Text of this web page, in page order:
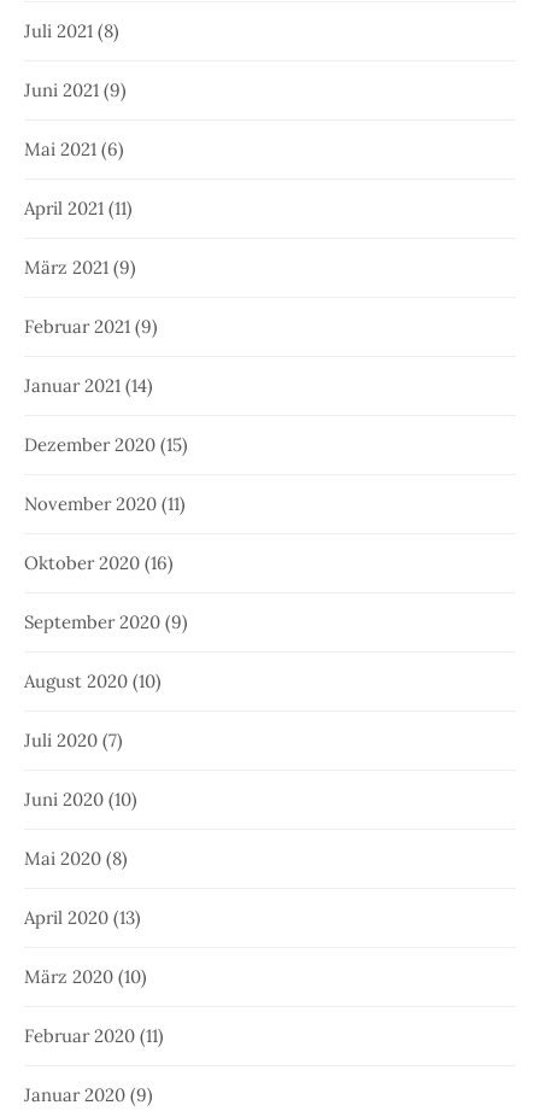
Juli 2021 (8)
Juni 2021 (9)
Mai 2021 (6)
April 2021 (11)
März 2021 (9)
Februar 2021 (9)
Januar 2021 (14)
Dezember 2020 (15)
November 2020 (11)
Oktober 2020 (16)
September 2020 (9)
August 2020 (10)
Juli 2020 (7)
Juni 2020 (10)
Mai 2020 (8)
April 2020 (13)
März 2020 (10)
Februar 2020 (11)
Januar 2020 (9)